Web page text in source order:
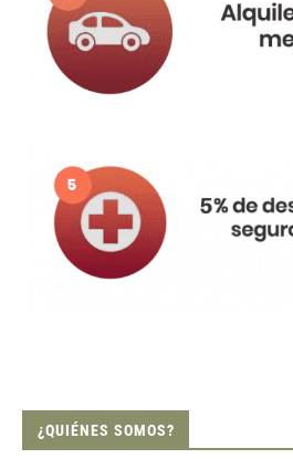
¿QUIÉNES SOMOS?